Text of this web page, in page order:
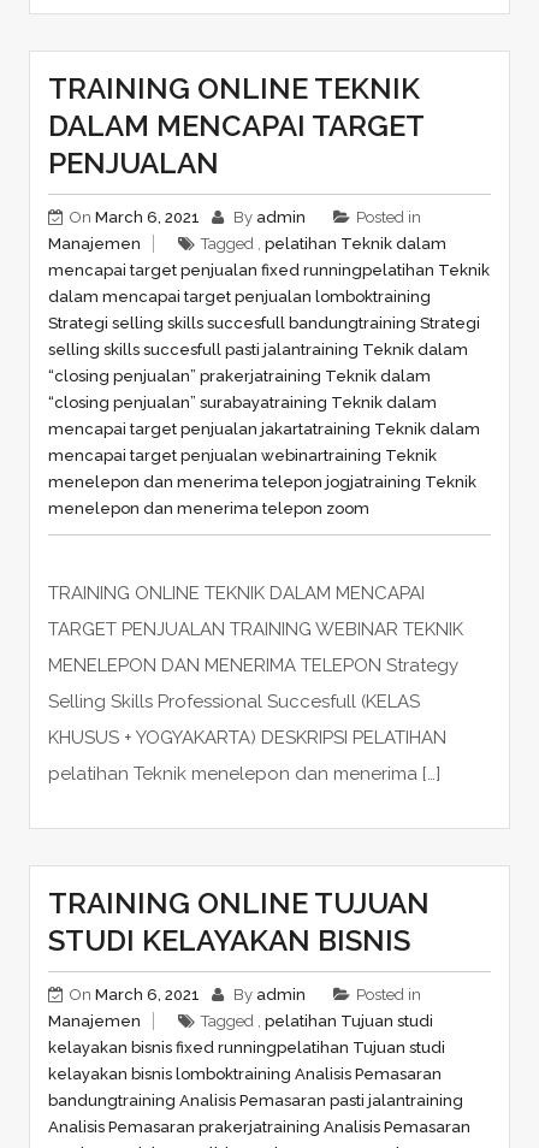
TRAINING ONLINE TEKNIK
DALAM MENCAPAI TARGET
PENJUALAN
On March 6, 2021 By admin
Posted in
Manajemen
Tagged , pelatihan Teknik dalam
mencapai target penjualan fixed runningpelatihan Teknik
dalam mencapai target penjualan lomboktraining
Strategi selling skills succesfull bandungtraining Strategi
selling skills succesfull pasti jalantraining Teknik dalam
“closing penjualan” prakerjatraining Teknik dalam
“closing penjualan” surabayatraining Teknik dalam
mencapai target penjualan jakartatraining Teknik dalam
mencapai target penjualan webinartraining Teknik
menelepon dan menerima telepon jogjatraining Teknik
menelepon dan menerima telepon zoom
TRAINING ONLINE TEKNIK DALAM MENCAPAI
TARGET PENJUALAN TRAINING WEBINAR TEKNIK
MENELEPON DAN MENERIMA TELEPON Strategy
Selling Skills Professional Succesfull (KELAS
KHUSUS + YOGYAKARTA) DESKRIPSI PELATIHAN
pelatihan Teknik menelepon dan menerima […]
TRAINING ONLINE TUJUAN
STUDI KELAYAKAN BISNIS
On March 6, 2021 By admin
Posted in
Manajemen
Tagged , pelatihan Tujuan studi
kelayakan bisnis fixed runningpelatihan Tujuan studi
kelayakan bisnis lomboktraining Analisis Pemasaran
bandungtraining Analisis Pemasaran pasti jalantraining
Analisis Pemasaran prakerjatraining Analisis Pemasaran